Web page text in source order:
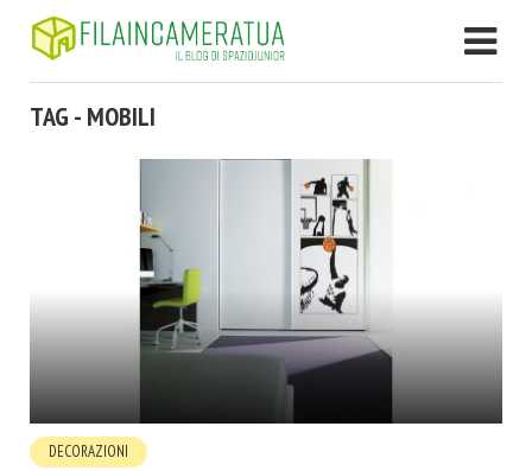
TAG - MOBILI
DECORAZIONI